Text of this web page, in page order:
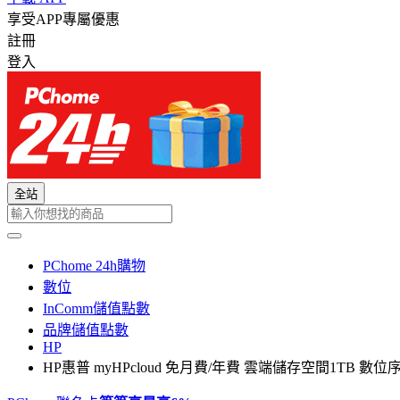
享受APP專屬優惠
註冊
登入
全站
PChome 24h購物
數位
InComm儲值點數
品牌儲值點數
HP
HP惠普 myHPcloud 免月費/年費 雲端儲存空間1TB 數位